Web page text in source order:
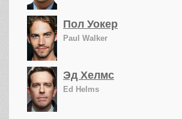
Пол Уокер
Paul Walker
Эд Хелмс
Ed Helms